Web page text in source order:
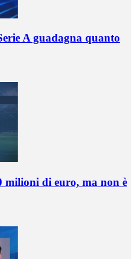
A guadagna quanto
milioni di euro, ma non è